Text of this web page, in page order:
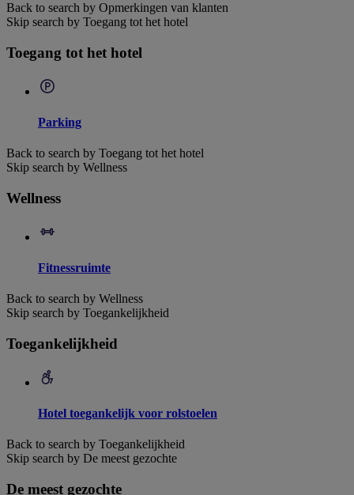
Back to search by Opmerkingen van klanten
Skip search by Toegang tot het hotel
Toegang tot het hotel
Parking
Back to search by Toegang tot het hotel
Skip search by Wellness
Wellness
Fitnessruimte
Back to search by Wellness
Skip search by Toegankelijkheid
Toegankelijkheid
Hotel toegankelijk voor rolstoelen
Back to search by Toegankelijkheid
Skip search by De meest gezochte
De meest gezochte